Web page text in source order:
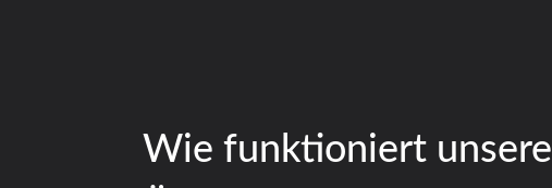
Wie funktioniert unsere